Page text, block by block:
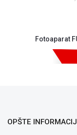
Isporuka
Usluge
Fotoaparat
OPŠTE